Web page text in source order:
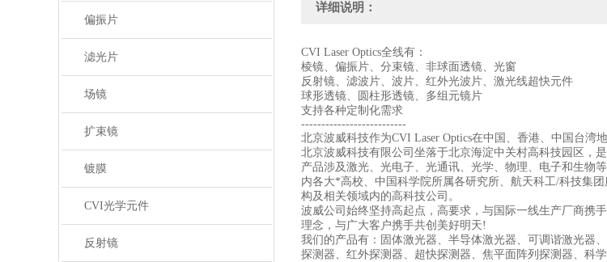
偏振片
滤光片
场镜
扩束镜
镀膜
CVI光学元件
反射镜
详细说明：
CVI Laser Optics全线有：
棱镜、偏振片、分束镜、非球面透镜、光窗
反射镜、滤波片、波片、红外光波片、激光线超快元件
球形透镜、圆柱形透镜、多组元镜片
支持各种定制化需求
--------------------------
北京波威科技作为CVI Laser Optics在中国、香港、中国台湾
北京波威科技有限公司坐落于北京海淀中关村高科技园区，
产品涉及激光、光电子、光通讯、光学、物理、电子和生物
内各大*高校、中国科学院所属各研究所、航天科工/科技集
构及相关领域内的高科技公司。
波威公司始终坚持高起点，高要求，与国际一线生产厂商携
理念，与广大客户携手共创美好明天!
我们的产品有：固体激光器、半导体激光器、可调谐激光器
探测器、红外探测器、超快探测器、焦平面阵列探测器、科